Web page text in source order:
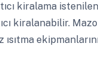
kiralama
kiralanabilir.